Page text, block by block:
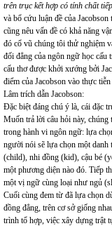
trên trục kết hợp có tính chất
và bổ cứu luận đề của
cũng nêu vấn đề có khả năng
đó cổ vũ chúng tôi thử nghiệm
đối đẳng của ngôn ngữ học cấu
cấu thơ được khởi xướng bởi
điểm của Jacobson vào thực
Lâm trích dẫn Jacobson:
Đặc biệt đáng chú ý là, cái đặc
Muốn trả lời câu hỏi này,
trong hành vi ngôn ngữ: lựa
người nói sẽ lựa chọn một
(child), nhi đồng (kid), cậu bé
một phương diện nào đó. Tiếp
một vị ngữ cùng loại như ngủ
Cuối cùng đem từ đã lựa chọn
đồng đẳng, trên cơ sở giống
trình tổ hợp, việc xây dựng trật